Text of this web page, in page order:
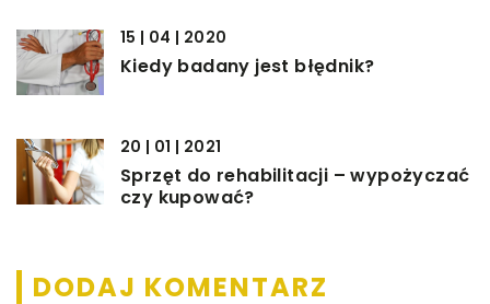
15 | 04 | 2020
Kiedy badany jest błędnik?
20 | 01 | 2021
Sprzęt do rehabilitacji – wypożyczać
czy kupować?
DODAJ KOMENTARZ